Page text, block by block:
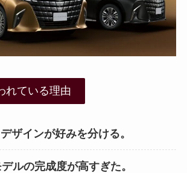
れている理由
ザインが好みを分ける。
ルの完成度が高すぎた。